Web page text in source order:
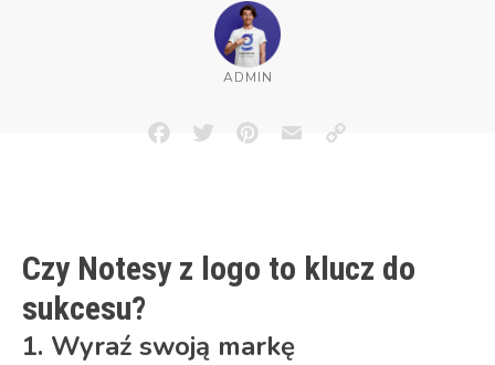
ADMIN
FacebookTwitterPinterestEmailCopy
Czy Notesy z logo to klucz do
sukcesu?
1. Wyraź swoją markę